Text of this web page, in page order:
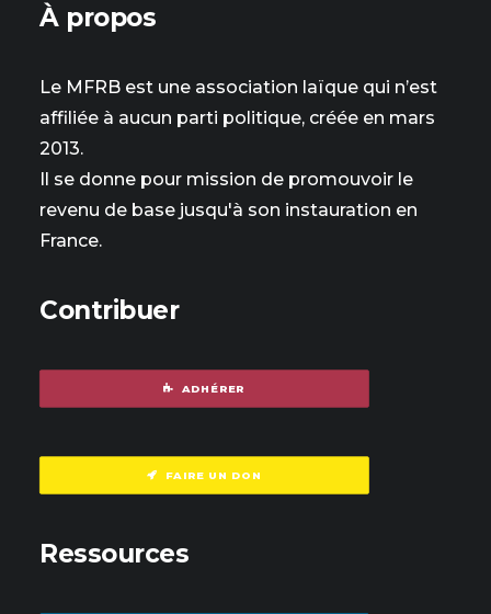
À propos
Le MFRB est une association laïque qui n’est
affiliée à aucun parti politique, créée en mars
2013.
Il se donne pour mission de promouvoir le
revenu de base jusqu'à son instauration en
France.
Contribuer
ADHÉRER
FAIRE UN DON
Ressources